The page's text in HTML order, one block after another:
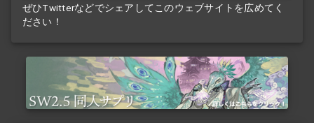
ぜひTwitterなどでシェアしてこのウェブサイトを広めてく
ださい！